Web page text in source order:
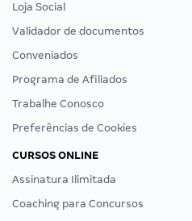
Loja Social
Validador de documentos
Conveniados
Programa de Afiliados
Trabalhe Conosco
Preferências de Cookies
CURSOS ONLINE
Assinatura Ilimitada
Coaching para Concursos